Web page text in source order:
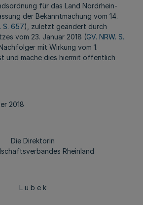
für das Land Nordrhein-
der Bekanntmachung vom 14.
S. 657), zuletzt geändert durch
vom 23. Januar 2018 (GV. NRW. S.
mit Wirkung vom 1.
und mache dies hiermit öffentlich
2018
Die Direktorin
Rheinland
L u b e k